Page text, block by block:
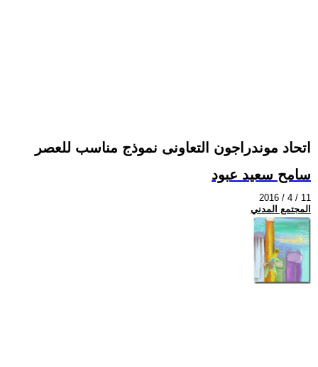
اتحاد موندراجون التعاونى نموذج مناسب للعصر
سامح سعيد عبود
2016 / 4 / 11
المجتمع المدني